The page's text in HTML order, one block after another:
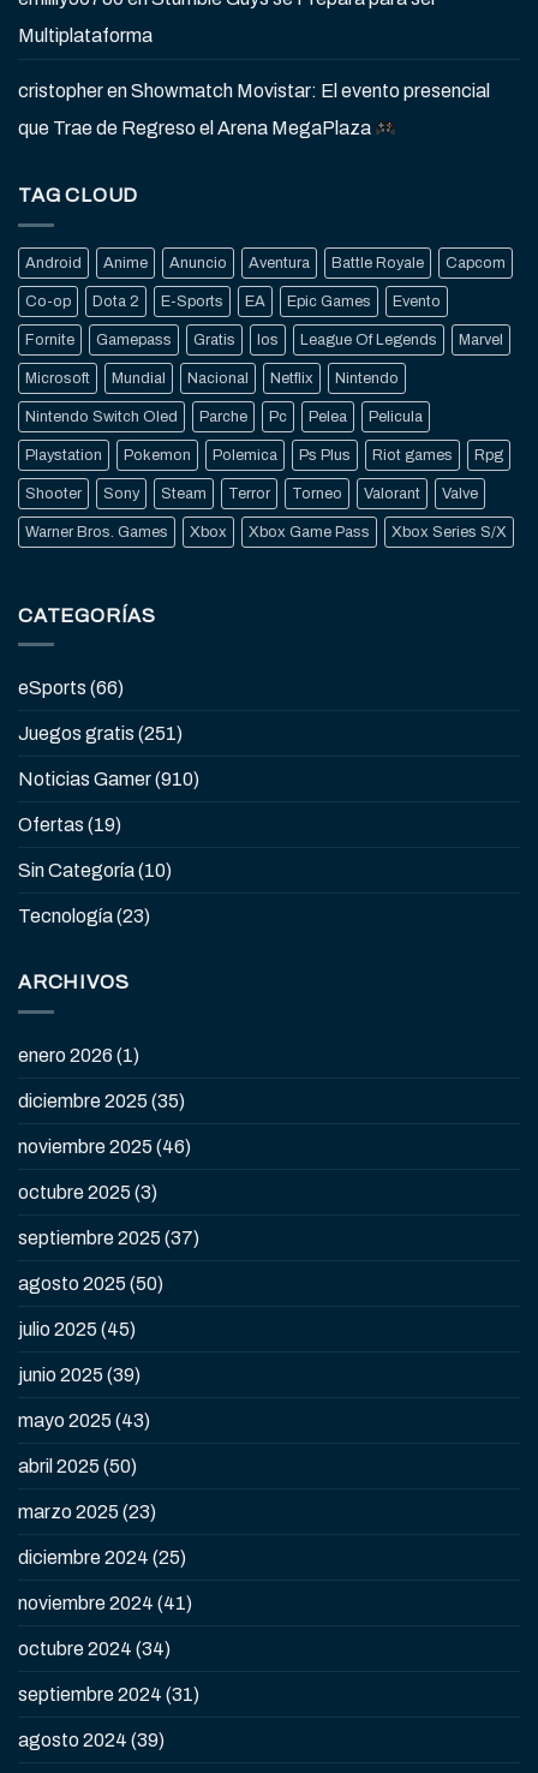
Multiplataforma
cristopherenShowmatch Movistar: El evento presencial
que Trae de Regreso el Arena MegaPlaza
TAG CLOUD
Android Anime Anuncio Aventura Battle Royale Capcom
Co-op Dota 2 E-Sports EA Epic Games Evento
Fornite Gamepass Gratis Ios League Of Legends Marvel
Microsoft Mundial Nacional Netflix Nintendo
Nintendo Switch Oled Parche Pc Pelea Pelicula
Playstation Pokemon Polemica Ps Plus Riot games Rpg
Shooter Sony Steam Terror Torneo Valorant Valve
Warner Bros. Games Xbox Xbox Game Pass Xbox Series S/X
CATEGORÍAS
eSports (66)
Juegos gratis (251)
Noticias Gamer(910)
Ofertas (19)
Sin Categoría(10)
Tecnología(23)
ARCHIVOS
enero 2026 (1)
diciembre 2025 (35)
noviembre 2025 (46)
octubre 2025 (3)
septiembre 2025 (37)
agosto 2025 (50)
julio 2025 (45)
junio 2025 (39)
mayo 2025 (43)
abril 2025 (50)
marzo 2025 (23)
diciembre 2024 (25)
noviembre 2024 (41)
octubre 2024 (34)
septiembre 2024 (31)
agosto 2024 (39)